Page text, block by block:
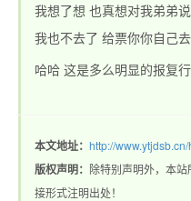
服_新开1.76精品传
我想了想 也真想对我弟弟
我也不去了 给票你你自己去
哈哈 这是多么明显的报复行
本文地址： http://
版权声明： 除特别声明外，本
接形式注明出处！